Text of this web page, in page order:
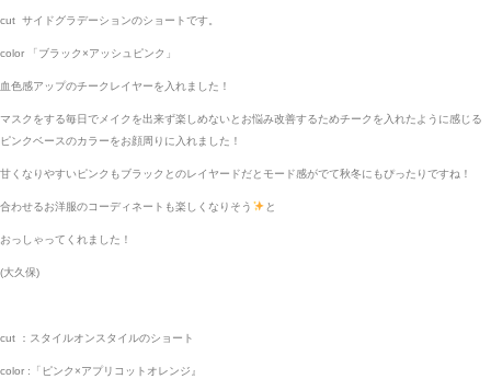
cut サイドグラデーションのショートです。
color 「ブラック×アッシュピンク」
血色感アップのチークレイヤーを入れました！
マスクをする毎日でメイクを出来ず楽しめないとお悩み改善するためチークを入れたように感じる
ピンクベースのカラーをお顔周りに入れました！
甘くなりやすいピンクもブラックとのレイヤードだとモード感がでて秋冬にもぴったりですね！
合わせるお洋服のコーディネートも楽しくなりそう と
おっしゃってくれました！
(大久保)
cut ：スタイルオンスタイルのショート
color :「ピンク×アプリコットオレンジ』